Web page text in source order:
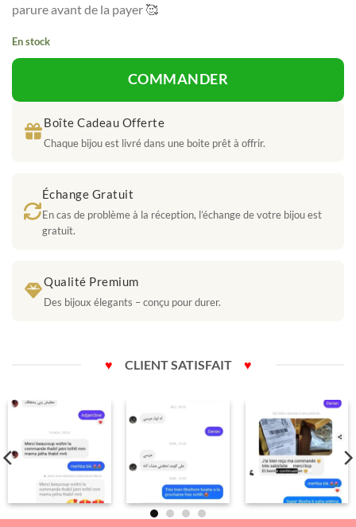
parure avant de la payer 🥰
En stock
COMMANDER
Boîte Cadeau Offerte
Chaque bijou est livré dans une boite prêt à offrir.
Échange Gratuit
En cas de problème à la réception, l’échange de votre bijou est
gratuit.
Qualité Premium
Des bijoux élegants – conçu pour durer.
♥ CLIENT SATISFAIT ♥